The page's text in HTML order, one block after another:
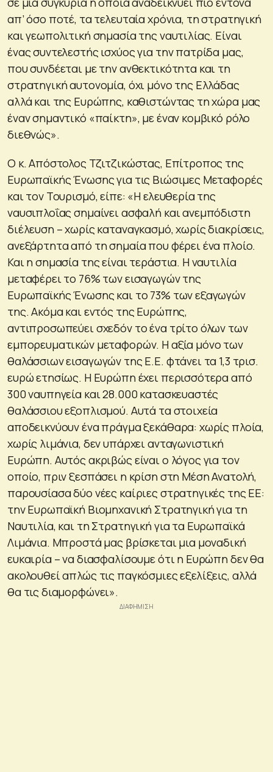
απ’ όσο ποτέ, τα τελευταία χρόνια, τη στρατηγική
και γεωπολιτική σημασία της ναυτιλίας. Είναι
ένας συντελεστής ισχύος για την πατρίδα μας,
που συνδέεται με την ανθεκτικότητα και τη
στρατηγική αυτονομία, όχι μόνο της Ελλάδας
αλλά και της Ευρώπης, καθιστώντας τη χώρα μας
έναν σημαντικό «παίκτη», με έναν κομβικό ρόλο
διεθνώς».
Ο κ. Απόστολος Τζιτζικώστας, Επίτροπος της
Ευρωπαϊκής Ένωσης για τις Βιώσιμες Μεταφορές
και τον Τουρισμό, είπε: «Η ελευθερία της
ναυσιπλοΐας σημαίνει ασφαλή και ανεμπόδιστη
διέλευση – χωρίς καταναγκασμό, χωρίς διακρίσεις,
ανεξάρτητα από τη σημαία που φέρει ένα πλοίο.
Και η σημασία της είναι τεράστια. Η ναυτιλία
μεταφέρει το 76% των εισαγωγών της
Ευρωπαϊκής Ένωσης και το 73% των εξαγωγών
της. Ακόμα και εντός της Ευρώπης,
αντιπροσωπεύει σχεδόν το ένα τρίτο όλων των
εμπορευματικών μεταφορών. Η αξία μόνο των
θαλάσσιων εισαγωγών της Ε.Ε. φτάνει τα 1,3 τρισ.
ευρώ ετησίως. Η Ευρώπη έχει περισσότερα από
300 ναυπηγεία και 28.000 κατασκευαστές
θαλάσσιου εξοπλισμού. Αυτά τα στοιχεία
αποδεικνύουν ένα πράγμα ξεκάθαρα: χωρίς πλοία,
χωρίς λιμάνια, δεν υπάρχει ανταγωνιστική
Ευρώπη. Αυτός ακριβώς είναι ο λόγος για τον
οποίο, πριν ξεσπάσει η κρίση στη Μέση Ανατολή,
παρουσίασα δύο νέες καίριες στρατηγικές της ΕΕ:
την Ευρωπαϊκή Βιομηχανική Στρατηγική για τη
Ναυτιλία, και τη Στρατηγική για τα Ευρωπαϊκά
Λιμάνια. Μπροστά μας βρίσκεται μια μοναδική
ευκαιρία – να διασφαλίσουμε ότι η Ευρώπη δεν θα
ακολουθεί απλώς τις παγκόσμιες εξελίξεις, αλλά
θα τις διαμορφώνει».